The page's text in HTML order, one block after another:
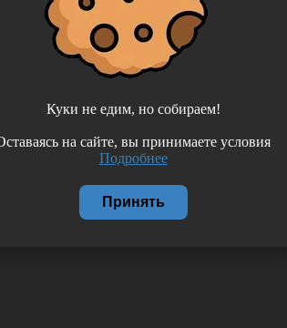
Если вы заметили такую проблему —
Куки не едим, но собираем!
на сайте, вы принимаете условия
Подробнее
Принять